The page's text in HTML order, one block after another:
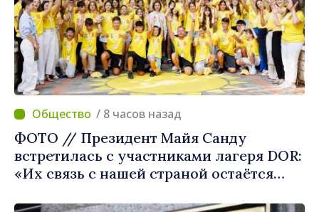
/ 8 часов назад
ФОТО // Президент Майя Санду
встретилась с участниками лагеря DOR:
«Их связь с нашей страной остаётся